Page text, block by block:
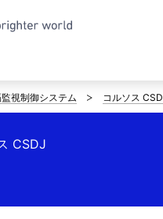
視制御システム コルソス
CSDJ